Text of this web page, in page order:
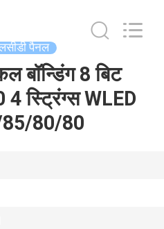
पैनल
बॉन्डिंग 8 बिट
स्ट्रिंग्स WLED
80/80